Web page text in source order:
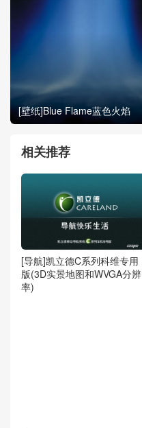
[壁纸]Blue Flame蓝色火焰
相关推荐
[导航]凯立德C系列科维专用
版(3D实景地图和WVGA分辨
率)